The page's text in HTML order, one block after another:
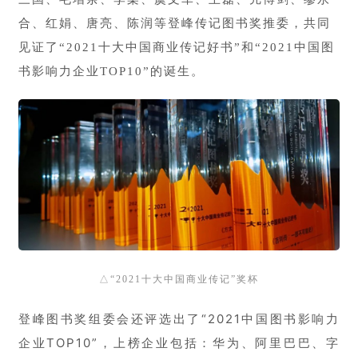
合、红娟、唐亮、陈润等登峰传记图书奖推委，共同
见证了“2021十大中国商业传记好书”和“2021中国图
书影响力企业TOP10”的诞生。
△“2021十大中国商业传记”奖杯
登峰图书奖组委会还评选出了“2021中国图书影响力
企业TOP10”，上榜企业包括：华为、阿里巴巴、字